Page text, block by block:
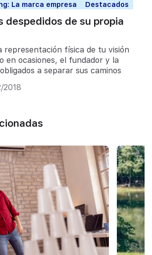
La marca empresa
Destacados
despedidos de su propia
representación física de tu visión
en ocasiones, el fundador y la
a separar sus caminos
2018